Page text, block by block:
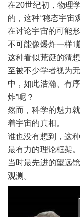
在20世纪初，物理
的，这种“稳态宇宙
在讨论宇宙的可能
不可能像爆炸一样‘
这种看似荒诞的猜
至被不少学者视为
中，如此浩瀚、有
炸”呢？
然而，科学的魅力
着宇宙的真相。
谁也没有想到，这
最有力的理论框架
当时最先进的望远
观测。